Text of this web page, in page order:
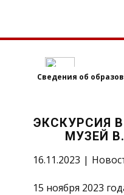
Сведения об
ЭКСКУРСИЯ
МУЗЕЙ
16.11.2023
15 ноября 2023